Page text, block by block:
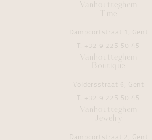
Vanhoutteghem
Time
Dampoortstraat 1, Gent
T. +32 9 225 50 45
Vanhoutteghem
Boutique
Voldersstraat 6, Gent
T. +32 9 225 50 45
Vanhoutteghem
Jewelry
Dampoortstraat 2, Gent